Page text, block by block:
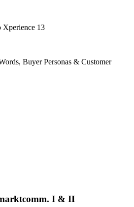
Xperience 13
Buyer Personas & Customer
I & II